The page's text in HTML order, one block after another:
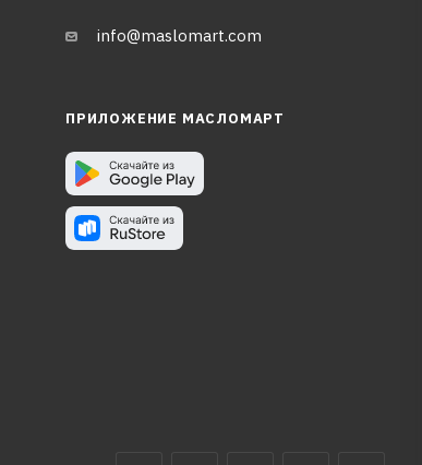
info@maslomart.com
ПРИЛОЖЕНИЕ МАСЛОМАРТ